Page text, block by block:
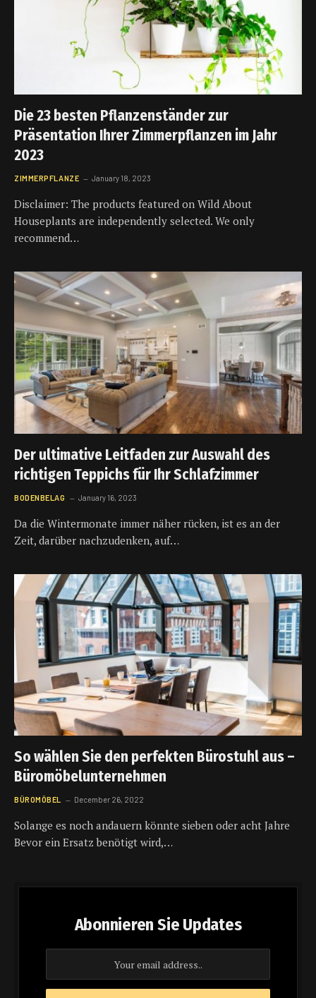
Die 23 besten Pflanzenständer zur
Präsentation Ihrer Zimmerpflanzen im Jahr
2023
ZIMMERPFLANZE January 18, 2023
Disclaimer: The products featured on Wild About
Houseplants are independently selected. We only
recommend…
Der ultimative Leitfaden zur Auswahl des
richtigen Teppichs für Ihr Schlafzimmer
BODENBELAG January 16, 2023
Da die Wintermonate immer näher rücken, ist es an der
Zeit, darüber nachzudenken, auf…
So wählen Sie den perfekten Bürostuhl aus –
Büromöbelunternehmen
BÜROMÖBEL December 26, 2022
Solange es noch andauern könnte sieben oder acht Jahre
Bevor ein Ersatz benötigt wird,…
Abonnieren Sie Updates